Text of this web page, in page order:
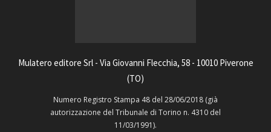
Mulatero editore Srl - Via Giovanni Flecchia, 58 - 10010 Piverone
(TO)
Numero Registro Stampa 48 del 28/06/2018 (già
autorizzazione del Tribunale di Torino n. 4310 del
11/03/1991).